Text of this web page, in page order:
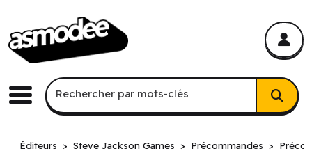
Menu
Recherche par mots-clés
Rechercher par mots-clés
Éditeurs Steve Jackson Games Précommandes